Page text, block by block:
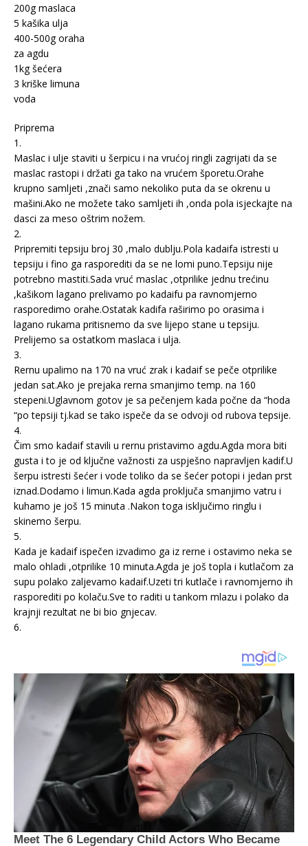
200g maslaca
5 kašika ulja
400-500g oraha
za agdu
1kg šećera
3 kriške limuna
voda
Priprema
1.
Maslac i ulje staviti u šerpicu i na vrućoj ringli zagrijati da se
maslac rastopi i držati ga tako na vrućem šporetu.Orahe
krupno samljeti ,znači samo nekoliko puta da se okrenu u
mašini.Ako ne možete tako samljeti ih ,onda pola isjeckajte na
dasci za meso oštrim nožem.
2.
Pripremiti tepsiju broj 30 ,malo dublju.Pola kadaifa istresti u
tepsiju i fino ga rasporediti da se ne lomi puno.Tepsiju nije
potrebno mastiti.Sada vruć maslac ,otprilike jednu trećinu
,kašikom lagano prelivamo po kadaifu pa ravnomjerno
rasporedimo orahe.Ostatak kadifa raširimo po orasima i
lagano rukama pritisnemo da sve lijepo stane u tepsiju.
Prelijemo sa ostatkom maslaca i ulja.
3.
Rernu upalimo na 170 na vruć zrak i kadaif se peče otprilike
jedan sat.Ako je prejaka rerna smanjimo temp. na 160
stepeni.Uglavnom gotov je sa pečenjem kada počne da “hoda
“po tepsiji tj.kad se tako ispeče da se odvoji od rubova tepsije.
4.
Čim smo kadaif stavili u rernu pristavimo agdu.Agda mora biti
gusta i to je od ključne važnosti za uspješno napravljen kadif.U
šerpu istresti šećer i vode toliko da se šećer potopi i jedan prst
iznad.Dodamo i limun.Kada agda proključa smanjimo vatru i
kuhamo je još 15 minuta .Nakon toga isključimo ringlu i
skinemo šerpu.
5.
Kada je kadaif ispečen izvadimo ga iz rerne i ostavimo neka se
malo ohladi ,otprilike 10 minuta.Agda je još topla i kutlačom za
supu polako zaljevamo kadaif.Uzeti tri kutlače i ravnomjerno ih
rasporediti po kolaču.Sve to raditi u tankom mlazu i polako da
krajnji rezultat ne bi bio gnjecav.
6.